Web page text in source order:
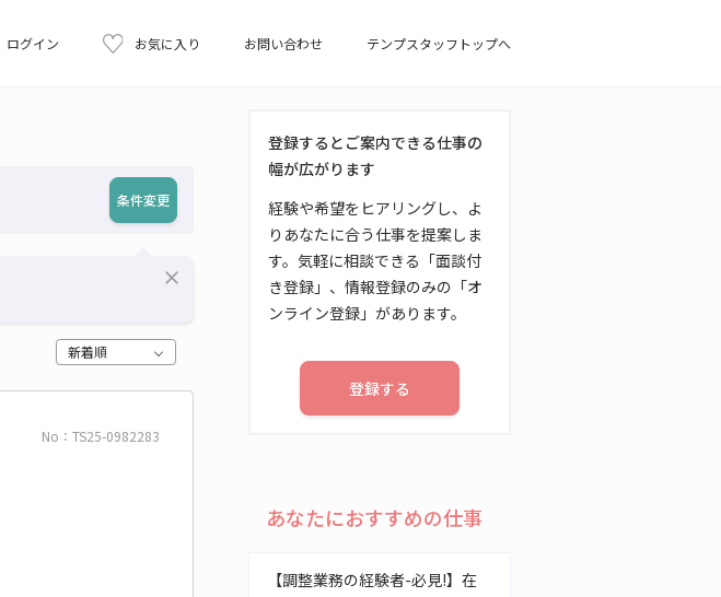
ログイン お気に入り お問い合わせ テンプスタッフトップへ
条件変更
close
新着順
No：TS25-0982283
登録するとご案内できる仕事の
幅が広がります
経験や希望をヒアリングし、よ
りあなたに合う仕事を提案しま
す。気軽に相談できる「面談付
き登録」、情報登録のみの「オ
ンライン登録」があります。
登録する
あなたにおすすめの仕事
【調整業務の経験者-必見!】在